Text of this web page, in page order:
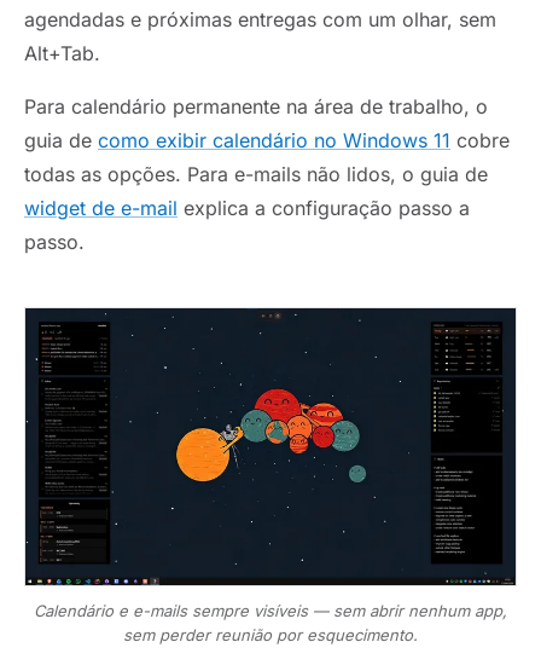
agendadas e próximas entregas com um olhar, sem
Alt+Tab.
Para calendário permanente na área de trabalho, o
guia de como exibir calendário no Windows 11 cobre
todas as opções. Para e-mails não lidos, o guia de
widget de e-mail explica a configuração passo a
passo.
Calendário e e-mails sempre visíveis — sem abrir nenhum app,
sem perder reunião por esquecimento.